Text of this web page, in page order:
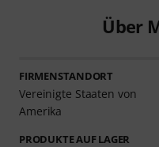
Über
FIRMENSTANDORT
Vereinigte Staaten von
Amerika
PRODUKTE AUF LAGER